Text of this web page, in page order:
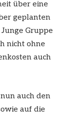
über eine
geplanten
Gruppe
nicht ohne
auch
auch den
auf die